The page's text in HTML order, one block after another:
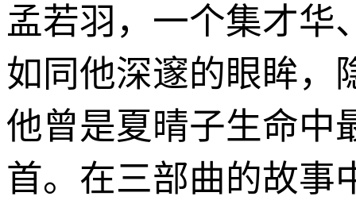
孟若羽，一个集才华
如同他深邃的眼眸，
他曾是夏晴子生命中
首。在三部曲的故事